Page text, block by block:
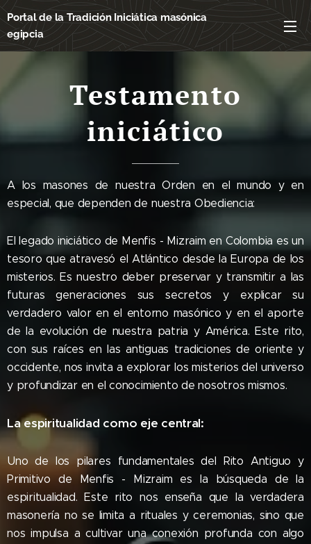
Portal de la Tradición Iniciática masónica
egipcia
Testamento
iniciático
A los masones de nuestra Orden en el mundo y en
especial, que dependen de nuestra Obediencia:
El legado iniciático de Menfis - Mizraim en Colombia es un
tesoro que atravesó el Atlántico desde la Europa de los
misterios. Es nuestro deber preservar y transmitir a las
futuras generaciones sus secretos y explicar su
verdadero valor en el entorno masónico y en el aporte
de la evolución de nuestra patria y América. Este rito,
con sus raíces en las antiguas tradiciones de oriente y
occidente, nos invita a explorar los misterios del universo
y profundizar en el conocimiento de nosotros mismos.
La espiritualidad como eje central:
Uno de los pilares fundamentales del Rito Antiguo y
Primitivo de Menfis - Mizraim es la búsqueda de la
espiritualidad. Este rito nos enseña que la verdadera
masonería no se limita a rituales y ceremonias, sino que
nos impulsa a cultivar una conexión profunda con algo